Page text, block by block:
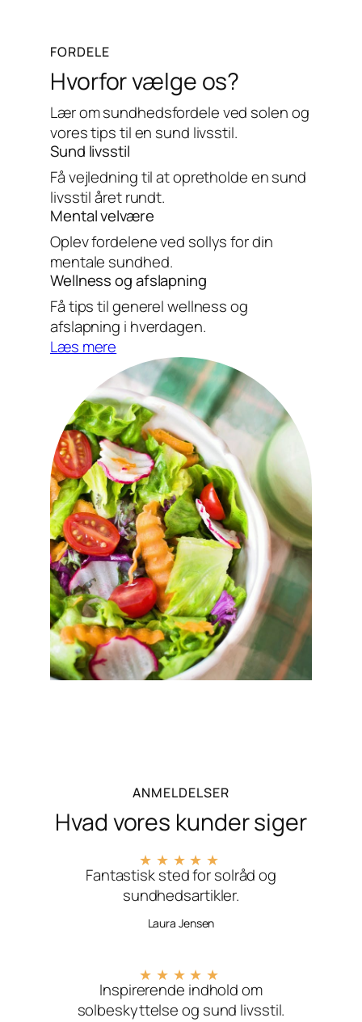
FORDELE
Hvorfor vælge os?
Lær om sundhedsfordele ved solen og
vores tips til en sund livsstil.
Sund livsstil
Få vejledning til at opretholde en sund
livsstil året rundt.
Mental velvære
Oplev fordelene ved sollys for din
mentale sundhed.
Wellness og afslapning
Få tips til generel wellness og
afslapning i hverdagen.
Læs mere
ANMELDELSER
Hvad vores kunder siger
★ ★ ★ ★ ★
Fantastisk sted for solråd og
sundhedsartikler.
Laura Jensen
★ ★ ★ ★ ★
Inspirerende indhold om
solbeskyttelse og sund livsstil.